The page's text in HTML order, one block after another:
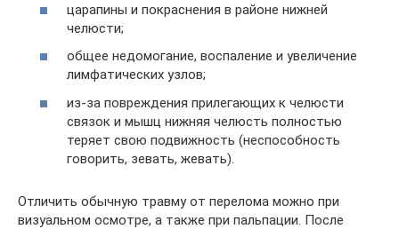
царапины и покраснения в районе нижней
челюсти;
общее недомогание, воспаление и увеличение
лимфатических узлов;
из-за повреждения прилегающих к челюсти
связок и мышц нижняя челюсть полностью
теряет свою подвижность (неспособность
говорить, зевать, жевать).
Отличить обычную травму от перелома можно при
визуальном осмотре, а также при пальпации. После